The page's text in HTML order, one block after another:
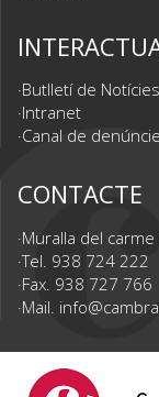
Butlletí de Notícies
Intranet
Canal de
CONTACTE
Muralla del carme
Tel. 938 724 222
Fax. 938 727 766
Mail.